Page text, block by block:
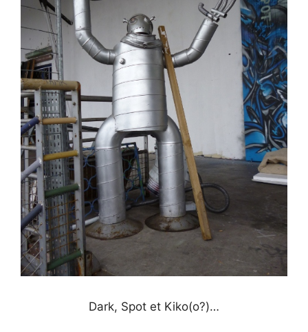
Dark, Spot et Kiko(o?)…